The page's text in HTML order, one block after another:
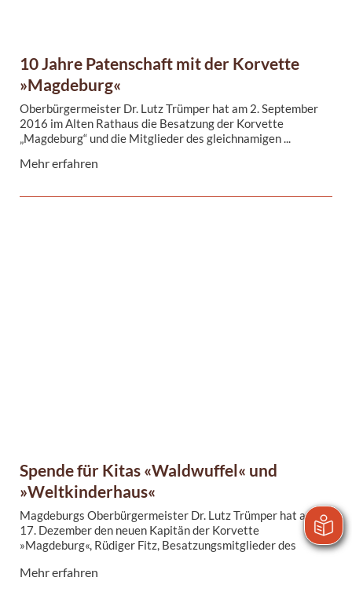
10 Jahre Patenschaft mit der Korvette
»Magdeburg«
Oberbürgermeister Dr. Lutz Trümper hat am 2. September
2016 im Alten Rathaus die Besatzung der Korvette
„Magdeburg“ und die Mitglieder des gleichnamigen ...
Mehr erfahren
Spende für Kitas «Waldwuffel« und
»Weltkinderhaus«
Magdeburgs Oberbürgermeister Dr. Lutz Trümper hat am
17. Dezember den neuen Kapitän der Korvette
»Magdeburg«, Rüdiger Fitz, Besatzungsmitglieder des
im Alten Rathaus begrüßt. Im Rahmen des Empfangs
Mehr erfahren